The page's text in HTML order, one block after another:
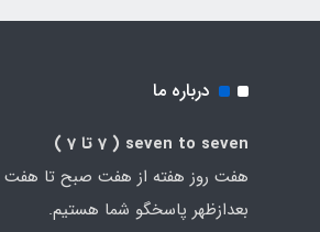
درباره ما
seven to seven ( 7 تا 7 )
هفت روز هفته از هفت صبح تا هفت
بعدازظهر پاسخگو شما هستیم.